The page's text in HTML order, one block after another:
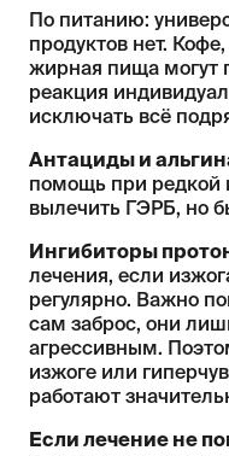
По питанию:
продуктов нет.
жирная пища могут
реакция
исключать всё
Антациды и
помощь при редкой
вылечить ГЭРБ, но
Ингибиторы
лечения, если
регулярно. Важно
сам заброс, они
агрессивным.
изжоге или
работают
Если лечение не